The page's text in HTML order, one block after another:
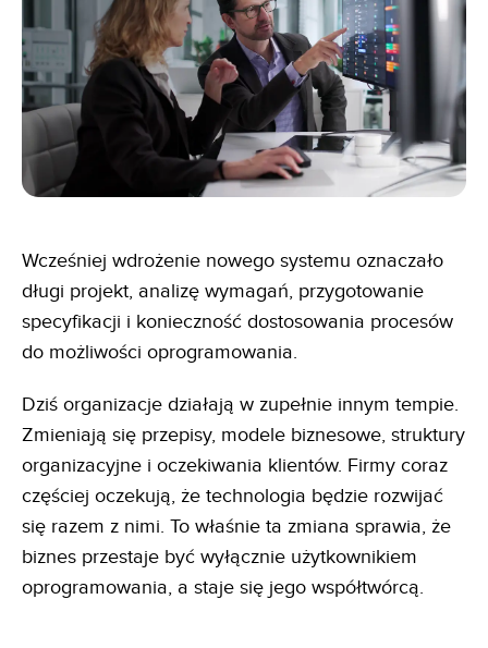
Wcześniej wdrożenie nowego systemu oznaczało
długi projekt, analizę wymagań, przygotowanie
specyfikacji i konieczność dostosowania procesów
do możliwości oprogramowania.
Dziś organizacje działają w zupełnie innym tempie.
Zmieniają się przepisy, modele biznesowe, struktury
organizacyjne i oczekiwania klientów. Firmy coraz
częściej oczekują, że technologia będzie rozwijać
się razem z nimi. To właśnie ta zmiana sprawia, że
biznes przestaje być wyłącznie użytkownikiem
oprogramowania, a staje się jego współtwórcą.